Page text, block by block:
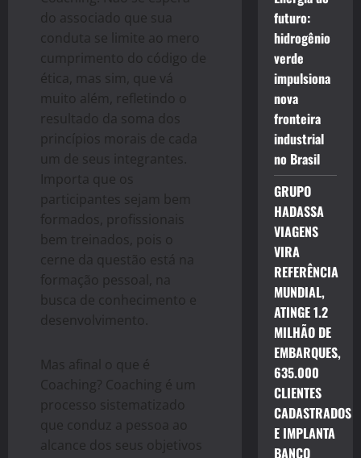
do associado que sua
conduta se limite ao mero
cumprimento do código de
ética, mas sim, que vá
muito além, refletindo o
resultado da soma dos
princípios morais de cada
um de seus integrantes.
Importa que os
participantes sejam bem
formados, profissionais
bem treinados, pois o
cerne da questão está na
formação pessoal, na
busca de conhecimento e
desenvolvimento.
Mas afinal o que é
Coaching? Coaching é um
processo sistematizado
que conduz a pessoa ao
alcance dos seus objetivos
futuro:
hidrogênio
verde
impulsiona
nova
fronteira
industrial
no Brasil
GRUPO
HADASSA
VIAGENS
VIRA
REFERÊNCIA
MUNDIAL,
ATINGE 1.2
MILHÃO DE
EMBARQUES,
635.000
CLIENTES
CADASTRADOS
E IMPLANTA
BANCO